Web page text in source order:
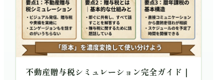
不動産贈与税シミュレーション完全ガイド｜